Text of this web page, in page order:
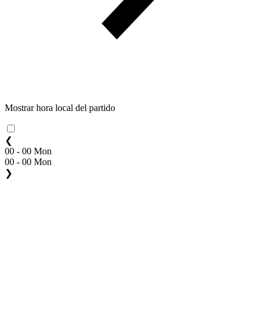
Mostrar hora local del partido
❮
00 - 00 Mon
00 - 00 Mon
❯